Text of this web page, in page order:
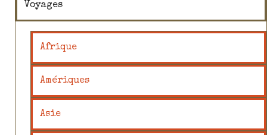
Voyages
Afrique
Amériques
Asie